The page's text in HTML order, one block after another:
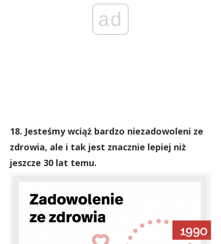
ad
18. Jesteśmy wciąż bardzo niezadowoleni ze
zdrowia, ale i tak jest znacznie lepiej niż
jeszcze 30 lat temu.